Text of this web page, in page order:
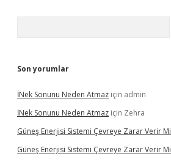
Son yorumlar
İNek Sonunu Neden Atmaz için admin
İNek Sonunu Neden Atmaz için Zehra
Güneş Enerjisi Sistemi Çevreye Zarar Verir Mi
Güneş Enerjisi Sistemi Çevreye Zarar Verir Mi